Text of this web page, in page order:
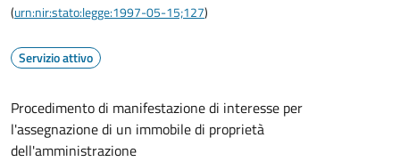
(urn:nir:stato:legge:1997-05-15;127)
Servizio attivo
Procedimento di manifestazione di interesse per
l'assegnazione di un immobile di proprietà
dell'amministrazione